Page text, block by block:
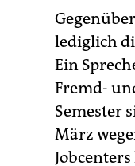
lediglich
Ein
Fremd-
Semester
März